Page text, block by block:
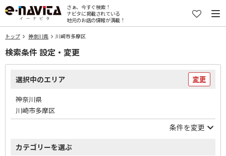
さぁ、今すぐ検索！
ナビタに掲載されている
地元のお店の情報が満載！
トップ 神奈川県 川崎市多摩区
検索条件 設定・変更
選択中のエリア 変更
神奈川県
川崎市多摩区
条件を変更
カテゴリーを選ぶ